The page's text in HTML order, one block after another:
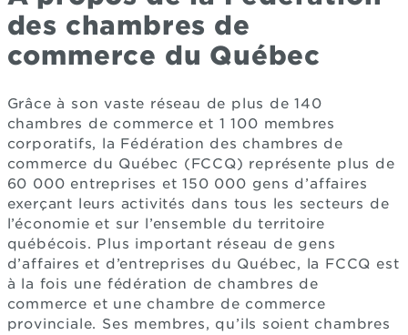
des chambres de
commerce du Québec
Grâce à son vaste réseau de plus de 140
chambres de commerce et 1 100 membres
corporatifs, la Fédération des chambres de
commerce du Québec (FCCQ) représente plus de
60 000 entreprises et 150 000 gens d’affaires
exerçant leurs activités dans tous les secteurs de
l’économie et sur l’ensemble du territoire
québécois. Plus important réseau de gens
d’affaires et d’entreprises du Québec, la FCCQ est
à la fois une fédération de chambres de
commerce et une chambre de commerce
provinciale. Ses membres, qu’ils soient chambres